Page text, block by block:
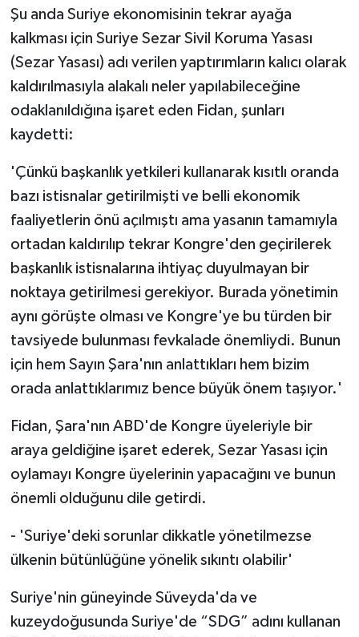
Şu anda Suriye ekonomisinin tekrar ayağa
kalkması için Suriye Sezar Sivil Koruma Yasası
(Sezar Yasası) adı verilen yaptırımların kalıcı olarak
kaldırılmasıyla alakalı neler yapılabileceğine
odaklanıldığına işaret eden Fidan, şunları
kaydetti:
'Çünkü başkanlık yetkileri kullanarak kısıtlı oranda
bazı istisnalar getirilmişti ve belli ekonomik
faaliyetlerin önü açılmıştı ama yasanın tamamıyla
ortadan kaldırılıp tekrar Kongre'den geçirilerek
başkanlık istisnalarına ihtiyaç duyulmayan bir
noktaya getirilmesi gerekiyor. Burada yönetimin
aynı görüşte olması ve Kongre'ye bu türden bir
tavsiyede bulunması fevkalade önemliydi. Bunun
için hem Sayın Şara'nın anlattıkları hem bizim
orada anlattıklarımız bence büyük önem taşıyor.'
Fidan, Şara'nın ABD'de Kongre üyeleriyle bir
araya geldiğine işaret ederek, Sezar Yasası için
oylamayı Kongre üyelerinin yapacağını ve bunun
önemli olduğunu dile getirdi.
- 'Suriye'deki sorunlar dikkatle yönetilmezse
ülkenin bütünlüğüne yönelik sıkıntı olabilir'
Suriye'nin güneyinde Süveyda'da ve
kuzeydoğusunda Suriye'de “SDG” adını kullanan